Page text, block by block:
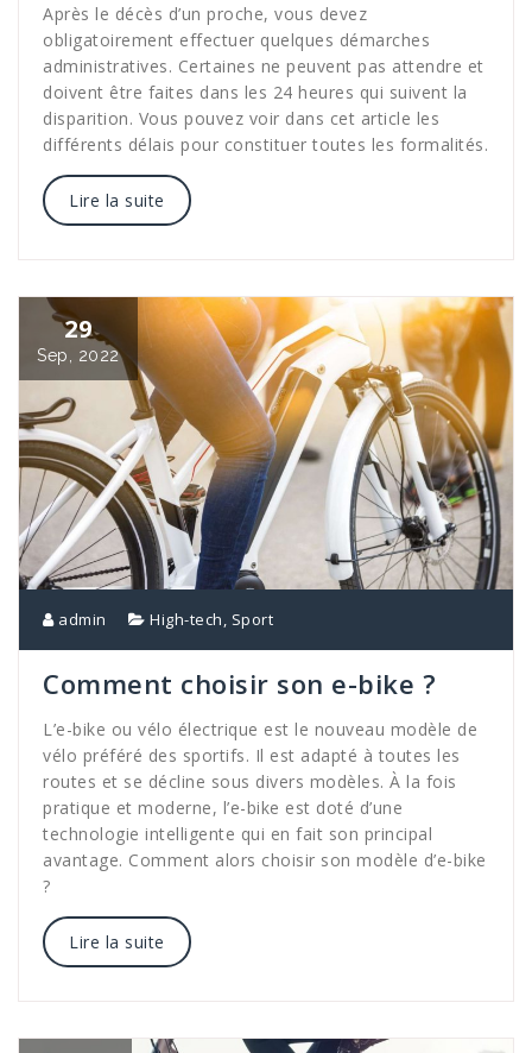
Après le décès d’un proche, vous devez
obligatoirement effectuer quelques démarches
administratives. Certaines ne peuvent pas attendre et
doivent être faites dans les 24 heures qui suivent la
disparition. Vous pouvez voir dans cet article les
différents délais pour constituer toutes les formalités.
Lire la suite
29
Sep, 2022
admin High-tech, Sport
Comment choisir son e-bike ?
L’e-bike ou vélo électrique est le nouveau modèle de
vélo préféré des sportifs. Il est adapté à toutes les
routes et se décline sous divers modèles. À la fois
pratique et moderne, l’e-bike est doté d’une
technologie intelligente qui en fait son principal
avantage. Comment alors choisir son modèle d’e-bike
?
Lire la suite